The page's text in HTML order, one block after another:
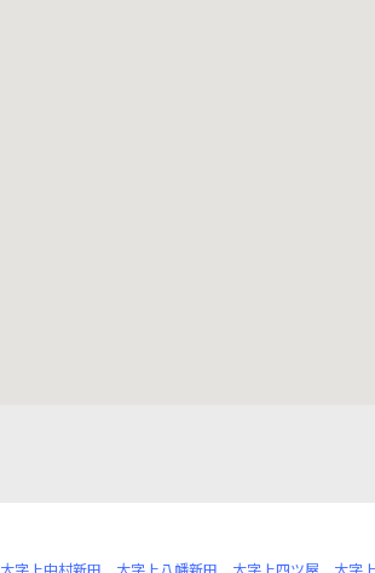
大字上中村新田 大字上八幡新田 大字上四ツ屋 大字